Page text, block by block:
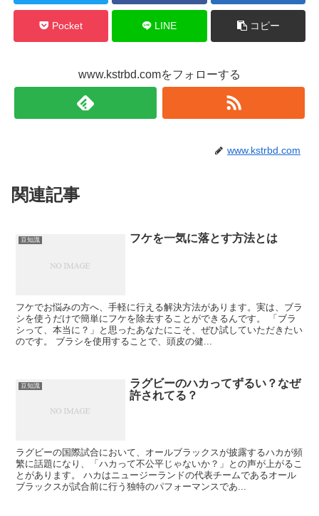
Pocket LINE コピー
www.kstrbd.comをフォローする
www.kstrbd.com
関連記事
豆知識 フケを一気に落とす方法とは
フケでお悩みの方へ、手軽に行える解決方法があります。実は、ブラ
シを使うだけで簡単にフケを除去することができるんです。 「ブラ
シって、本当に？」と思ったあなたにこそ、ぜひ試していただきたい
のです。 ブラシを使用することで、頭皮の健...
豆知識
ラグビーのハカってずるい？なぜ
許されてる？
ラグビーの国際試合において、オールブラックスが披露するハカが頻
繁に話題になり、「ハカって不公平じゃないか？」との声が上がるこ
とがあります。 ハカはニュージーランドの代表チームであるオール
ブラックスが試合前に行う独特のパフォーマンスであ...